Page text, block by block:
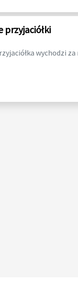
przyjaciółki
wychodzi